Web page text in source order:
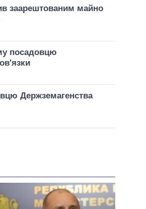
заарештованим майно
посадовцю
Держземагенства